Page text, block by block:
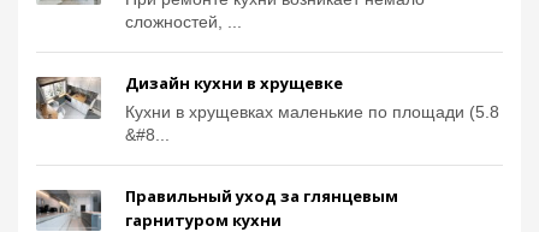
сложностей, ...
Дизайн кухни в хрущевке
Кухни в хрущевках маленькие по площади (5.8
&#8...
Правильный уход за глянцевым
гарнитуром кухни